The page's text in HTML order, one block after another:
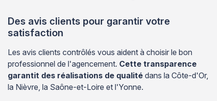
Des avis clients pour garantir votre
satisfaction
Les avis clients contrôlés vous aident à choisir le bon
professionnel de l'agencement. Cette transparence
garantit des réalisations de qualité dans la Côte-d'Or,
la Nièvre, la Saône-et-Loire et l'Yonne.